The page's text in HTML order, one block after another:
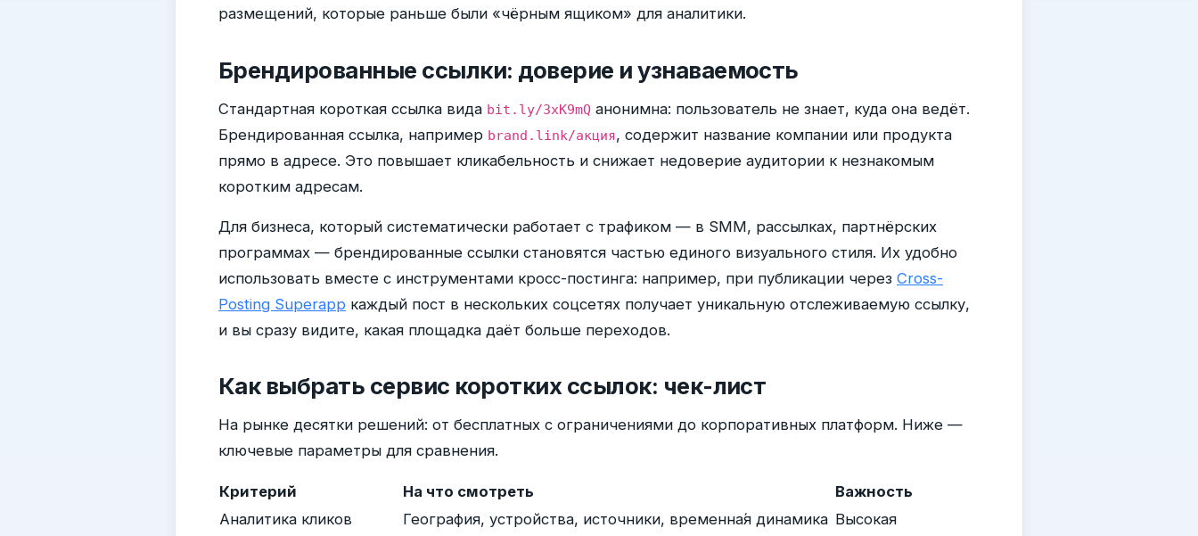
размещений, которые раньше были «чёрным ящиком» для аналитики.
Брендированные ссылки: доверие и узнаваемость
Стандартная короткая ссылка вида bit.ly/3xK9mQ анонимна: пользователь не знает, куда она ведёт.
Брендированная ссылка, например brand.link/акция, содержит название компании или продукта
прямо в адресе. Это повышает кликабельность и снижает недоверие аудитории к незнакомым
коротким адресам.
Для бизнеса, который систематически работает с трафиком — в SMM, рассылках, партнёрских
программах — брендированные ссылки становятся частью единого визуального стиля. Их удобно
использовать вместе с инструментами кросс-постинга: например, при публикации через Cross-
Posting Superapp каждый пост в нескольких соцсетях получает уникальную отслеживаемую ссылку,
и вы сразу видите, какая площадка даёт больше переходов.
Как выбрать сервис коротких ссылок: чек-лист
На рынке десятки решений: от бесплатных с ограничениями до корпоративных платформ. Ниже —
ключевые параметры для сравнения.
Критерий На что смотреть
Важность
Аналитика кликов
География, устройства, источники, временна́я динамика Высокая